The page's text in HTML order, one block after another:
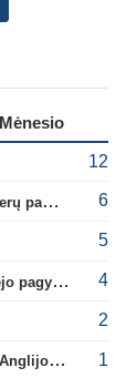
Mėnesio
12
A. Tapinas: „Iš europinio lygio komandos gavom gerų pamokų“ 6
5
Argentinos federacijos prezidentas C. Tapia negailėjo pagyrų G. Infantino 4
2
Oficialu: „Leeds“ už rekordinę klubui sumą įsigijo Anglijos rinktinės vartininką 1